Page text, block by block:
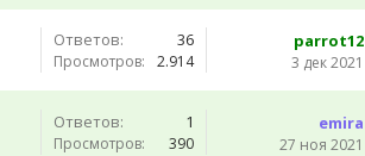
Ответов: 36
Просмотров: 2.914
parrot12
3 дек 2021
Ответов: 1
Просмотров: 390
emira
27 ноя 2021